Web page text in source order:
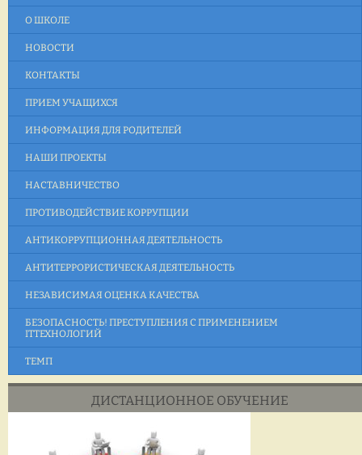
О ШКОЛЕ
НОВОСТИ
КОНТАКТЫ
ПРИЕМ УЧАЩИХСЯ
ИНФОРМАЦИЯ ДЛЯ РОДИТЕЛЕЙ
НАШИ ПРОЕКТЫ
НАСТАВНИЧЕСТВО
ПРОТИВОДЕЙСТВИЕ КОРРУПЦИИ
АНТИКОРРУПЦИОННАЯ ДЕЯТЕЛЬНОСТЬ
АНТИТЕРРОРИСТИЧЕСКАЯ ДЕЯТЕЛЬНОСТЬ
НЕЗАВИСИМАЯ ОЦЕНКА КАЧЕСТВА
БЕЗОПАСНОСТЬ! ПРЕСТУПЛЕНИЯ С ПРИМЕНЕНИЕМ
ITТЕХНОЛОГИЙ
ТЕМП
ДИСТАНЦИОННОЕ ОБУЧЕНИЕ